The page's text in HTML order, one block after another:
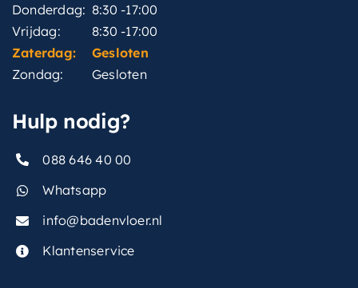
Donderdag: 8:30 -17:00
Vrijdag:
8:30 -17:00
Zaterdag:
Gesloten
Zondag:
Gesloten
Hulp nodig?
088 646 40 00
Whatsapp
info@badenvloer.nl
Klantenservice